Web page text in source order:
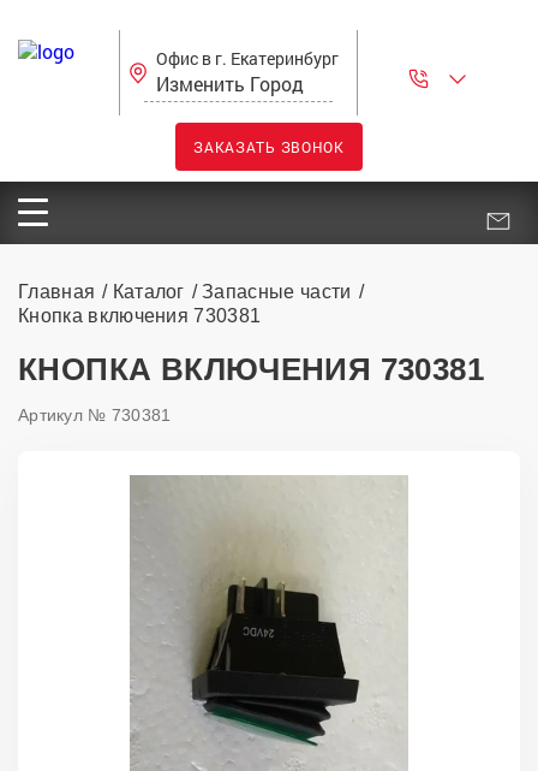
Офис в г. Екатеринбург
Изменить Город
ЗАКАЗАТЬ ЗВОНОК
Главная Каталог
Запасные части
Кнопка включения 730381
КНОПКА ВКЛЮЧЕНИЯ 730381
Артикул № 730381